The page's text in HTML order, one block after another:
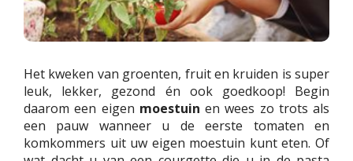
Het kweken van groenten, fruit en kruiden is super
leuk, lekker, gezond én ook goedkoop! Begin
daarom een eigen moestuin en wees zo trots als
een pauw wanneer u de eerste tomaten en
komkommers uit uw eigen moestuin kunt eten. Of